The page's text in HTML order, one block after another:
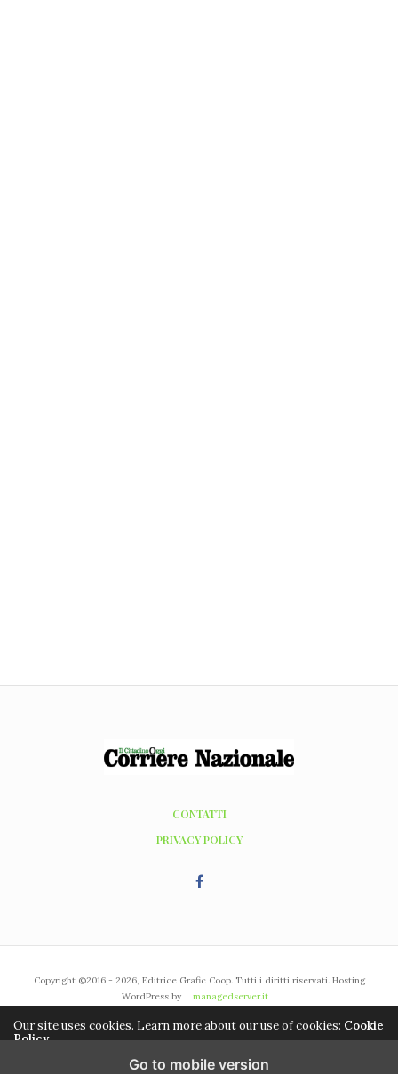
CONTATTI
PRIVACY POLICY
Copyright ©2016 - 2026, Editrice Grafic Coop. Tutti i diritti riservati. Hosting
WordPress by
managedserver.it
Our site uses cookies. Learn more about our use of cookies: Cookie
Policy
ACCEPT
Go to mobile version